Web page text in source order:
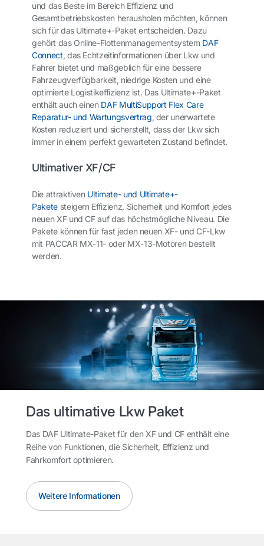
und das Beste im Bereich Effizienz und
Gesamtbetriebskosten herausholen möchten, können
sich für das Ultimate+-Paket entscheiden. Dazu
gehört das Online-Flottenmanagementsystem DAF
Connect, das Echtzeitinformationen über Lkw und
Fahrer bietet und maßgeblich für eine bessere
Fahrzeugverfügbarkeit, niedrige Kosten und eine
optimierte Logistikeffizienz ist. Das Ultimate+-Paket
enthält auch einen DAF MultiSupport Flex Care
Reparatur- und Wartungsvertrag, der unerwartete
Kosten reduziert und sicherstellt, dass der Lkw sich
immer in einem perfekt gewarteten Zustand befindet.
Ultimativer XF/CF
Die attraktiven Ultimate- und Ultimate+-
Paketesteigern Effizienz, Sicherheit und Komfort jedes
neuen XF und CF auf das höchstmögliche Niveau. Die
Pakete können für fast jeden neuen XF- und CF-Lkw
mit PACCAR MX-11- oder MX-13-Motoren bestellt
werden.
Das ultimative Lkw Paket
Das DAF Ultimate-Paket für den XF und CF enthält eine
Reihe von Funktionen, die Sicherheit, Effizienz und
Fahrkomfort optimieren.
Weitere Informationen